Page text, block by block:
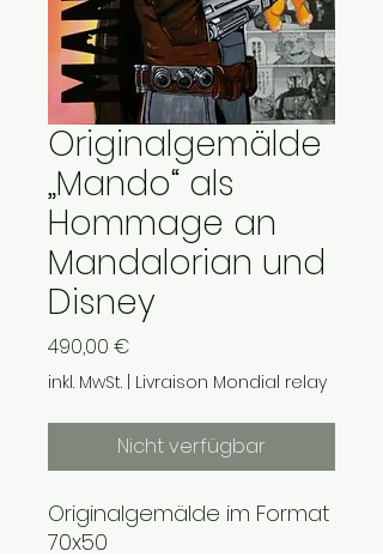
Originalgemälde
„Mando“ als
Hommage an
Mandalorian und
Disney
490,00 €
inkl. MwSt. Livraison Mondial relay
Nicht verfügbar
Originalgemälde im Format
70x50